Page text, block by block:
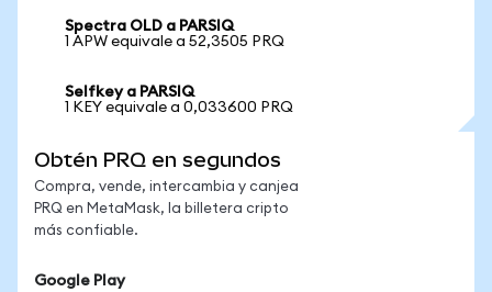
Spectra OLD a PARSIQ
1 APW equivale a 52,3505 PRQ
Selfkey a PARSIQ
1 KEY equivale a 0,033600 PRQ
Obtén PRQ en segundos
Compra, vende, intercambia y canjea
PRQ en MetaMask, la billetera cripto
más confiable.
Google Play